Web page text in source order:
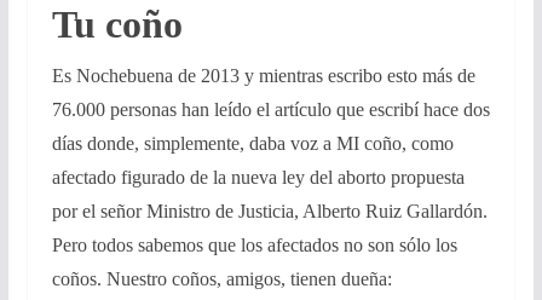
Tu coño
Es Nochebuena de 2013 y mientras escribo esto más de
76.000 personas han leído el artículo que escribí hace dos
días donde, simplemente, daba voz a MI coño, como
afectado figurado de la nueva ley del aborto propuesta
por el señor Ministro de Justicia, Alberto Ruiz Gallardón.
Pero todos sabemos que los afectados no son sólo los
coños. Nuestro coños, amigos, tienen dueña: